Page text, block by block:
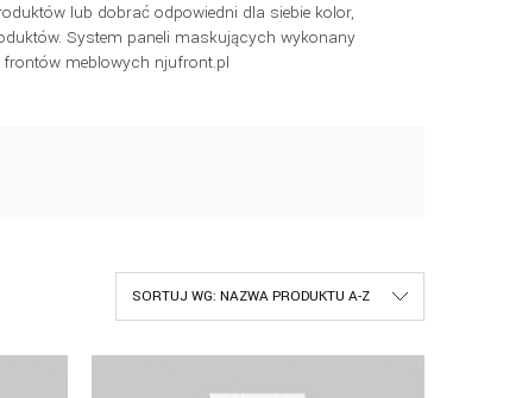
lub dobrać odpowiedni dla siebie kolor,
System paneli maskujących wykonany
frontów meblowych njufront.pl
SORTUJ WG: NAZWA PRODUKTU A-Z